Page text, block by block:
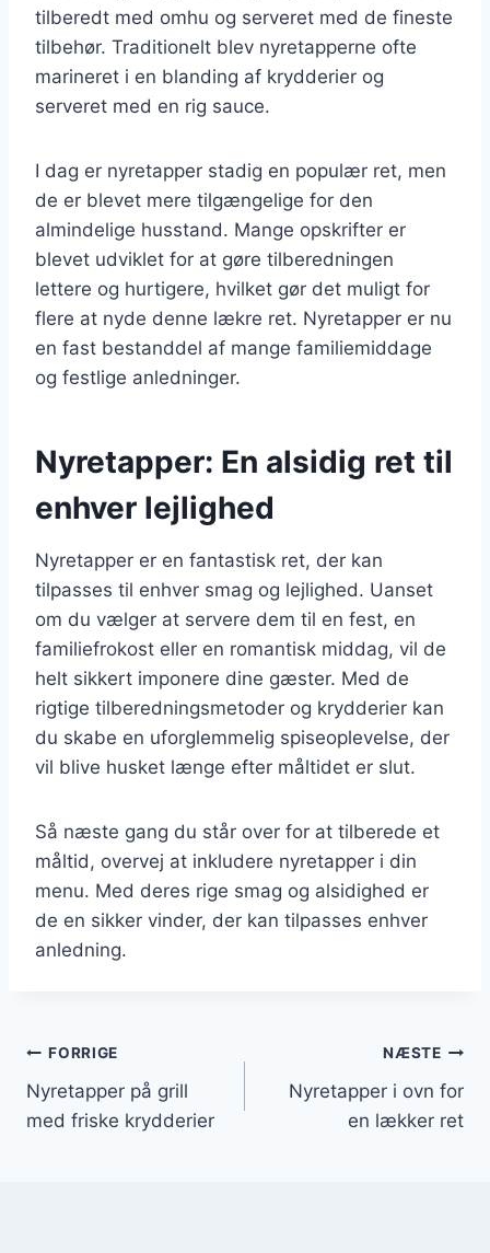
tilberedt med omhu og serveret med de fineste
tilbehør. Traditionelt blev nyretapperne ofte
marineret i en blanding af krydderier og
serveret med en rig sauce.
I dag er nyretapper stadig en populær ret, men
de er blevet mere tilgængelige for den
almindelige husstand. Mange opskrifter er
blevet udviklet for at gøre tilberedningen
lettere og hurtigere, hvilket gør det muligt for
flere at nyde denne lækre ret. Nyretapper er nu
en fast bestanddel af mange familiemiddage
og festlige anledninger.
Nyretapper: En alsidig ret til
enhver lejlighed
Nyretapper er en fantastisk ret, der kan
tilpasses til enhver smag og lejlighed. Uanset
om du vælger at servere dem til en fest, en
familiefrokost eller en romantisk middag, vil de
helt sikkert imponere dine gæster. Med de
rigtige tilberedningsmetoder og krydderier kan
du skabe en uforglemmelig spiseoplevelse, der
vil blive husket længe efter måltidet er slut.
Så næste gang du står over for at tilberede et
måltid, overvej at inkludere nyretapper i din
menu. Med deres rige smag og alsidighed er
de en sikker vinder, der kan tilpasses enhver
anledning.
Indlægsnavigation
FORRIGE
Nyretapper på grill
med friske krydderier
NÆSTE
Nyretapper i ovn for
en lækker ret